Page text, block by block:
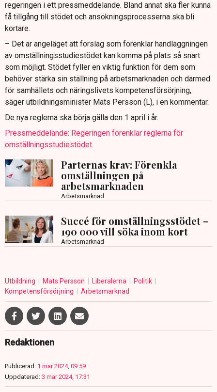
regeringen i ett pressmeddelande. Bland annat ska fler kunna
få tillgång till stödet och ansökningsprocesserna ska bli
kortare.
– Det är angeläget att förslag som förenklar handläggningen
av omställningsstudiestödet kan komma på plats så snart
som möjligt. Stödet fyller en viktig funktion för dem som
behöver stärka sin ställning på arbetsmarknaden och därmed
för samhällets och näringslivets kompetensförsörjning,
säger utbildningsminister Mats Persson (L), i en kommentar.
De nya reglerna ska börja gälla den 1 april i år.
Pressmeddelande: Regeringen förenklar reglerna för
omställningsstudiestödet
Parternas krav: Förenkla
omställningen på
arbetsmarknaden
Arbetsmarknad
Succé för omställningsstödet –
190 000 vill söka inom kort
Arbetsmarknad
Utbildning Mats Persson Liberalerna
Politik
Kompetensförsörjning
Arbetsmarknad
Redaktionen
Publicerad: 1 mar 2024, 09:59
Uppdaterad: 3 mar 2024, 17:31